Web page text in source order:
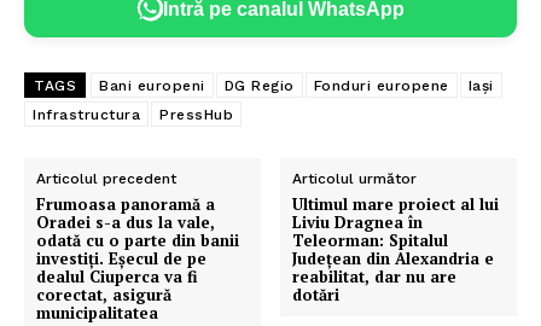
Intră pe canalul WhatsApp
TAGS Bani europeni DG Regio Fonduri europene
Iași
Infrastructura
PressHub
Articolul precedent
Frumoasa panoramă a
Oradei s-a dus la vale,
odată cu o parte din banii
investiți. Eșecul de pe
dealul Ciuperca va fi
corectat, asigură
municipalitatea
Articolul următor
Ultimul mare proiect al lui
Liviu Dragnea în
Teleorman: Spitalul
Județean din Alexandria e
reabilitat, dar nu are
dotări